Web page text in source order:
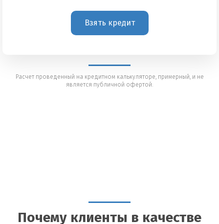
Взять кредит
Расчет проведенный на кредитном калькуляторе, примерный, и не
является публичной офертой.
Почему клиенты в качестве